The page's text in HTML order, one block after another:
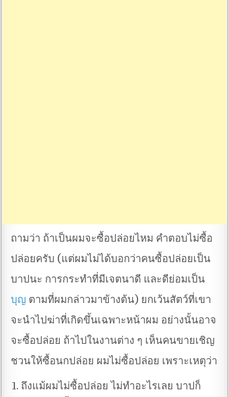
ถามว่า ถ้าเป็นผมจะซื้อปล่อยไหม คำตอบไม่ซื้อ
ปล่อยครับ (แต่ผมไม่ได้บอกว่าคนซื้อปล่อยเป็น
บาปนะ การกระทำที่มีเจตนาดี และดีย่อมเป็น
บุญ ตามที่ผมกล่าวมาข้างต้น) ยกเว้นสัตว์ที่เขา
จะนำไปฆ่าที่เกิดขึ้นเฉพาะหน้าผม อย่างนั้นอาจ
จะซื้อปล่อย ถ้าไปในงานต่าง ๆ เห็นคนขายเชิญ
ชวนให้ซื้อนกปล่อย ผมไม่ซื้อปล่อย เพราะเหตุว่า
ถึงแม้ผมไม่ซื้อปล่อย ไม่ทำอะไรเลย บาปก็